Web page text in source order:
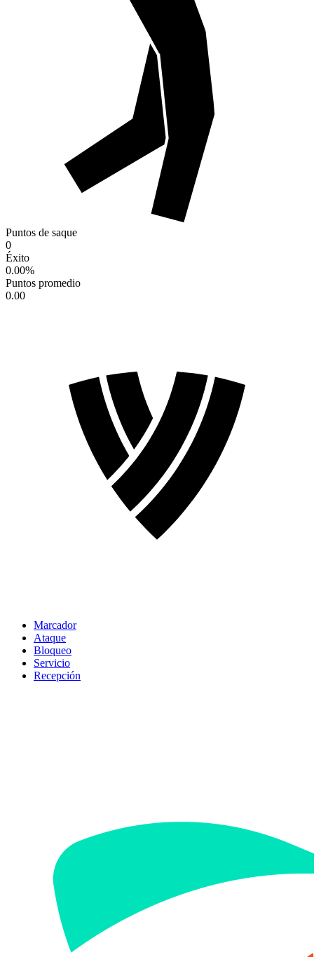
Puntos de saque
0
Éxito
0.00%
Puntos promedio
0.00
Marcador
Ataque
Bloqueo
Servicio
Recepción